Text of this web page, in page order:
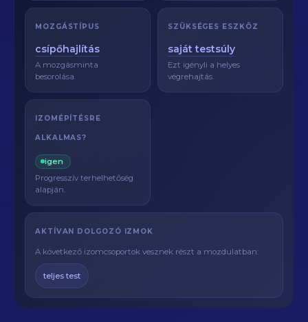
MOZGÁSTÍPUS
csípőhajlítás
A mozgásminta
besorolása.
SZÜKSÉGES ESZKÖZ
saját testsúly
Ezt igényli a helyes
végrehajtás.
IZOMÉPÍTÉSRE
ALKALMAS?
igen
Progresszív terhelhetőség
alapján.
AKTÍVAN DOLGOZÓ IZMOK
A következő izomcsoportok vesznek részt a mozdulatban:
teljes test